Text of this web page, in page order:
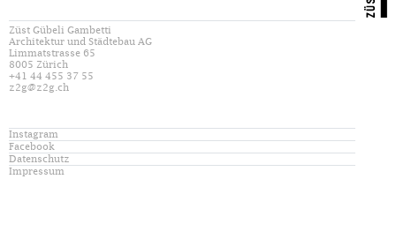
Züst Gübeli Gambetti
Architektur und Städtebau AG
Limmatstrasse 65
8005 Zürich
+41 44 455 37 55
z2g@z2g.ch
Instagram
Facebook
Datenschutz
Impressum